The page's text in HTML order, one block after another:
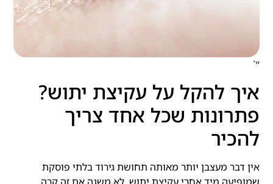
“`
איך להקל על עקיצת יתוש?
פתרונות שכל אחד צריך
להכיר
אין דבר מעצבן יותר מאותה תחושת גירוד בלתי פוסקת